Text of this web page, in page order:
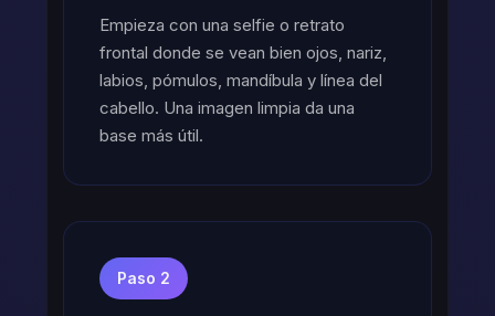
Empieza con una selfie o retrato
frontal donde se vean bien ojos, nariz,
labios, pómulos, mandíbula y línea del
cabello. Una imagen limpia da una
base más útil.
Paso 2